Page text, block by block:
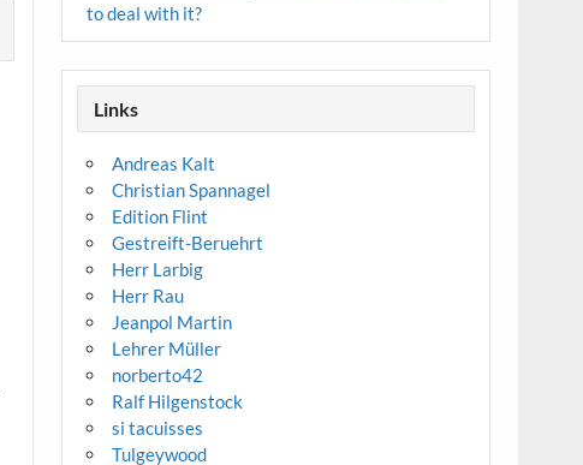
to deal with it?
Links
Andreas Kalt
Christian Spannagel
Edition Flint
Gestreift-Beruehrt
Herr Larbig
Herr Rau
Jeanpol Martin
Lehrer Müller
norberto42
Ralf Hilgenstock
si tacuisses
Tulgeywood